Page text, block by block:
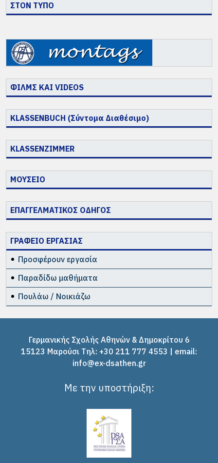
ΣΤΟΝ ΤΥΠΟ
ΦΙΛΜΣ ΚΑΙ VIDEOS
KLASSENBUCH (Σύντομα Διαθέσιμο)
KLASSENZIMMER
ΜΟΥΣΕΙΟ
ΕΠΑΓΓΕΛΜΑΤΙΚΟΣ ΟΔΗΓΟΣ
ΓΡΑΦΕΙΟ ΕΡΓΑΣΙΑΣ
Προσφέρουν εργασία
Παραδίδω μαθήματα
Πουλάω / Νοικιάζω
Γερμανικής Σχολής Αθηνών & Δημοκρίτου 6
15123 Μαρούσι Tηλ: +30 211 777 4553 | email:
info@ex-dsathen.gr
Με την υποστήριξη: